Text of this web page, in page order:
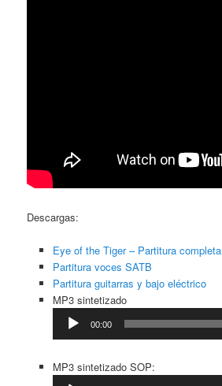
Descargas:
Eye of the Tiger – Partitura completa
Partitura voces SATB
Partitura guitarras y bajo eléctrico
MP3 sintetizadoReproductor
audio
00:00
MP3 sintetizado SOP:Reproductor